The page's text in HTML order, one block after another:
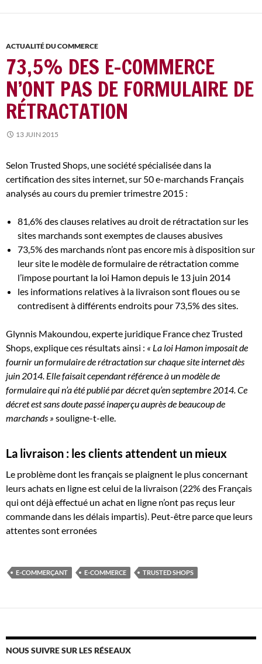
ACTUALITÉ DU COMMERCE
73,5% DES E-COMMERCE
N’ONT PAS DE FORMULAIRE DE
RÉTRACTATION
13 JUIN 2015
Selon Trusted Shops, une société spécialisée dans la
certification des sites internet, sur 50 e-marchands Français
analysés au cours du premier trimestre 2015 :
81,6% des clauses relatives au droit de rétractation sur les
sites marchands sont exemptes de clauses abusives
73,5% des marchands n’ont pas encore mis à disposition sur
leur site le modèle de formulaire de rétractation comme
l’impose pourtant la loi Hamon depuis le 13 juin 2014
les informations relatives à la livraison sont floues ou se
contredisent à différents endroits pour 73,5% des sites.
Glynnis Makoundou, experte juridique France chez Trusted
Shops, explique ces résultats ainsi : « La loi Hamon imposait de
fournir un formulaire de rétractation sur chaque site internet dès
juin 2014. Elle faisait cependant référence à un modèle de
formulaire qui n’a été publié par décret qu’en septembre 2014. Ce
décret est sans doute passé inaperçu auprès de beaucoup de
marchands » souligne-t-elle.
La livraison : les clients attendent un mieux
Le problème dont les français se plaignent le plus concernant
leurs achats en ligne est celui de la livraison (22% des Français
qui ont déjà effectué un achat en ligne n’ont pas reçus leur
commande dans les délais impartis). Peut-être parce que leurs
attentes sont erronées
E-COMMERÇANT E-COMMERCE TRUSTED SHOPS
NOUS SUIVRE SUR LES RÉSEAUX